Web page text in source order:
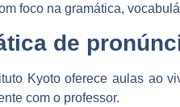
foco na gramática,
de
Kyoto oferece aulas ao
com o professor.